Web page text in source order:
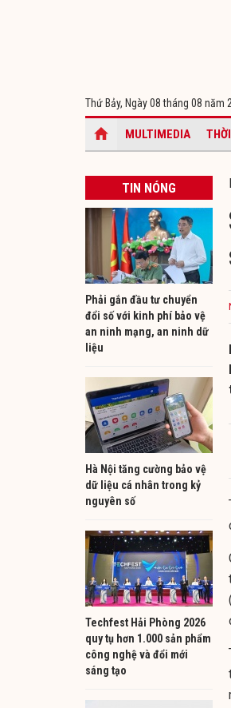
Thứ Bảy, Ngày 08 tháng 08 năm
MULTIMEDIA
TIN NÓNG
Phải gắn đầu tư chuyển
đổi số với kinh phí bảo vệ
an ninh mạng, an ninh dữ
liệu
Hà Nội tăng cường bảo vệ
dữ liệu cá nhân trong kỷ
nguyên số
Techfest Hải Phòng 2026
quy tụ hơn 1.000 sản phẩm
công nghệ và đổi mới
sáng tạo